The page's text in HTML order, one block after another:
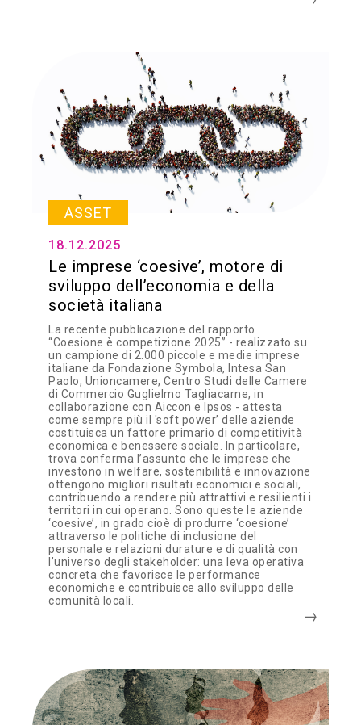
ASSET
18.12.2025
Le imprese ‘coesive’, motore di
sviluppo dell’economia e della
società italiana
La recente pubblicazione del rapporto
“Coesione è competizione 2025” - realizzato su
un campione di 2.000 piccole e medie imprese
italiane da Fondazione Symbola, Intesa San
Paolo, Unioncamere, Centro Studi delle Camere
di Commercio Guglielmo Tagliacarne, in
collaborazione con Aiccon e Ipsos - attesta
come sempre più il 'soft power’ delle aziende
costituisca un fattore primario di competitività
economica e benessere sociale. In particolare,
trova conferma l’assunto che le imprese che
investono in welfare, sostenibilità e innovazione
ottengono migliori risultati economici e sociali,
contribuendo a rendere più attrattivi e resilienti i
territori in cui operano. Sono queste le aziende
‘coesive’, in grado cioè di produrre ‘coesione’
attraverso le politiche di inclusione del
personale e relazioni durature e di qualità con
l’universo degli stakeholder: una leva operativa
concreta che favorisce le performance
economiche e contribuisce allo sviluppo delle
comunità locali.